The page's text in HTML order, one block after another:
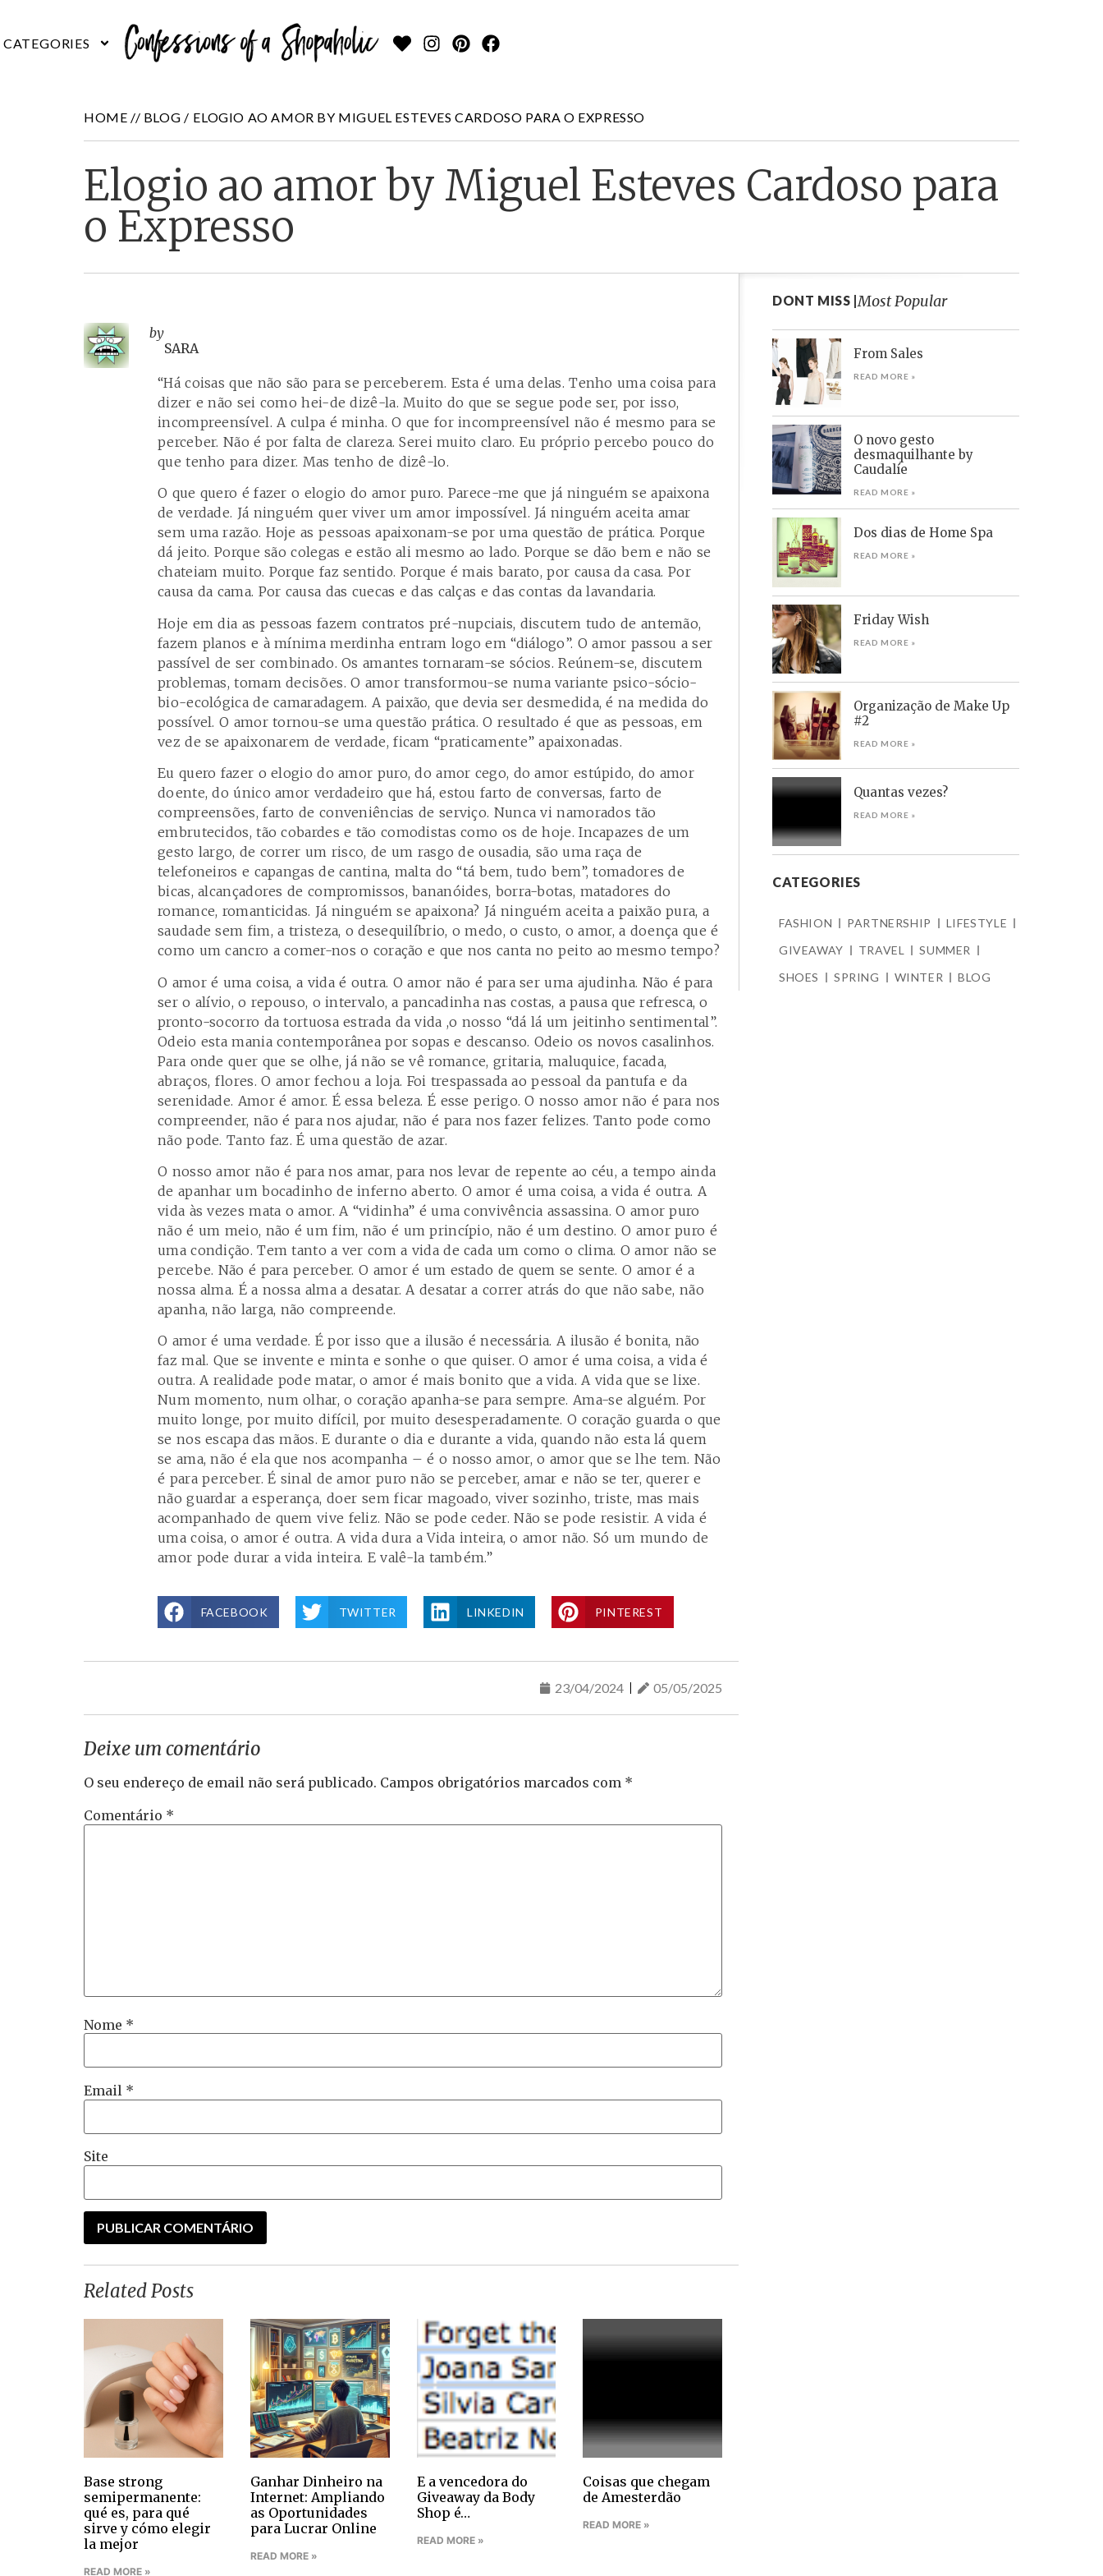
HOME // BLOG / ELOGIO AO AMOR BY MIGUEL ESTEVES CARDOSO PARA O EXPRESSO
Elogio ao amor by Miguel Esteves Cardoso para
o Expresso
by
SARA
“Há coisas que não são para se perceberem. Esta é uma delas. Tenho uma coisa para
dizer e não sei como hei-de dizê-la. Muito do que se segue pode ser, por isso,
incompreensível. A culpa é minha. O que for incompreensível não é mesmo para se
perceber. Não é por falta de clareza. Serei muito claro. Eu próprio percebo pouco do
que tenho para dizer. Mas tenho de dizê-lo.
O que quero é fazer o elogio do amor puro. Parece-me que já ninguém se apaixona
de verdade. Já ninguém quer viver um amor impossível. Já ninguém aceita amar
sem uma razão. Hoje as pessoas apaixonam-se por uma questão de prática. Porque
dá jeito. Porque são colegas e estão ali mesmo ao lado. Porque se dão bem e não se
chateiam muito. Porque faz sentido. Porque é mais barato, por causa da casa. Por
causa da cama. Por causa das cuecas e das calças e das contas da lavandaria.
Hoje em dia as pessoas fazem contratos pré-nupciais, discutem tudo de antemão,
fazem planos e à mínima merdinha entram logo em “diálogo”. O amor passou a ser
passível de ser combinado. Os amantes tornaram-se sócios. Reúnem-se, discutem
problemas, tomam decisões. O amor transformou-se numa variante psico-sócio-
bio-ecológica de camaradagem. A paixão, que devia ser desmedida, é na medida do
possível. O amor tornou-se uma questão prática. O resultado é que as pessoas, em
vez de se apaixonarem de verdade, ficam “praticamente” apaixonadas.
Eu quero fazer o elogio do amor puro, do amor cego, do amor estúpido, do amor
doente, do único amor verdadeiro que há, estou farto de conversas, farto de
compreensões, farto de conveniências de serviço. Nunca vi namorados tão
embrutecidos, tão cobardes e tão comodistas como os de hoje. Incapazes de um
gesto largo, de correr um risco, de um rasgo de ousadia, são uma raça de
telefoneiros e capangas de cantina, malta do “tá bem, tudo bem”, tomadores de
bicas, alcançadores de compromissos, bananóides, borra-botas, matadores do
romance, romanticidas. Já ninguém se apaixona? Já ninguém aceita a paixão pura, a
saudade sem fim, a tristeza, o desequilíbrio, o medo, o custo, o amor, a doença que é
como um cancro a comer-nos o coração e que nos canta no peito ao mesmo tempo?
O amor é uma coisa, a vida é outra. O amor não é para ser uma ajudinha. Não é para
ser o alívio, o repouso, o intervalo, a pancadinha nas costas, a pausa que refresca, o
pronto-socorro da tortuosa estrada da vida ,o nosso “dá lá um jeitinho sentimental”.
Odeio esta mania contemporânea por sopas e descanso. Odeio os novos casalinhos.
Para onde quer que se olhe, já não se vê romance, gritaria, maluquice, facada,
abraços, flores. O amor fechou a loja. Foi trespassada ao pessoal da pantufa e da
serenidade. Amor é amor. É essa beleza. É esse perigo. O nosso amor não é para nos
compreender, não é para nos ajudar, não é para nos fazer felizes. Tanto pode como
não pode. Tanto faz. É uma questão de azar.
O nosso amor não é para nos amar, para nos levar de repente ao céu, a tempo ainda
de apanhar um bocadinho de inferno aberto. O amor é uma coisa, a vida é outra. A
vida às vezes mata o amor. A “vidinha” é uma convivência assassina. O amor puro
não é um meio, não é um fim, não é um princípio, não é um destino. O amor puro é
uma condição. Tem tanto a ver com a vida de cada um como o clima. O amor não se
percebe. Não é para perceber. O amor é um estado de quem se sente. O amor é a
nossa alma. É a nossa alma a desatar. A desatar a correr atrás do que não sabe, não
apanha, não larga, não compreende.
O amor é uma verdade. É por isso que a ilusão é necessária. A ilusão é bonita, não
faz mal. Que se invente e minta e sonhe o que quiser. O amor é uma coisa, a vida é
outra. A realidade pode matar, o amor é mais bonito que a vida. A vida que se lixe.
Num momento, num olhar, o coração apanha-se para sempre. Ama-se alguém. Por
muito longe, por muito difícil, por muito desesperadamente. O coração guarda o que
se nos escapa das mãos. E durante o dia e durante a vida, quando não esta lá quem
se ama, não é ela que nos acompanha – é o nosso amor, o amor que se lhe tem. Não
é para perceber. É sinal de amor puro não se perceber, amar e não se ter, querer e
não guardar a esperança, doer sem ficar magoado, viver sozinho, triste, mas mais
acompanhado de quem vive feliz. Não se pode ceder. Não se pode resistir. A vida é
uma coisa, o amor é outra. A vida dura a Vida inteira, o amor não. Só um mundo de
amor pode durar a vida inteira. E valê-la também.”
FACEBOOK TWITTER LINKEDIN PINTEREST
23/04/2024 05/05/2025
Deixe um comentário
O seu endereço de email não será publicado. Campos obrigatórios marcados com *
Comentário *
Nome *
Email *
Site
Related Posts
Base strong
semipermanente:
qué es, para qué
sirve y cómo elegir
la mejor
READ MORE »
Ganhar Dinheiro na
Internet: Ampliando
as Oportunidades
para Lucrar Online
READ MORE »
E a vencedora do
Giveaway da Body
Shop é…
READ MORE »
Coisas que chegam
de Amesterdão
READ MORE »
DONT MISS |Most Popular
From Sales
READ MORE »
O novo gesto
desmaquilhante by
Caudalíe
READ MORE »
Dos dias de Home Spa
READ MORE »
Friday Wish
READ MORE »
Organização de Make Up
#2
READ MORE »
Quantas vezes?
READ MORE »
CATEGORIES
FASHION PARTNERSHIP
LIFESTYLE
GIVEAWAY
TRAVEL
SUMMER
SHOES
SPRING WINTER BLOG